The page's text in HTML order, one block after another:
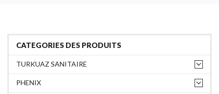
CATEGORIES DES PRODUITS
TURKUAZ SANITAIRE
PHENIX